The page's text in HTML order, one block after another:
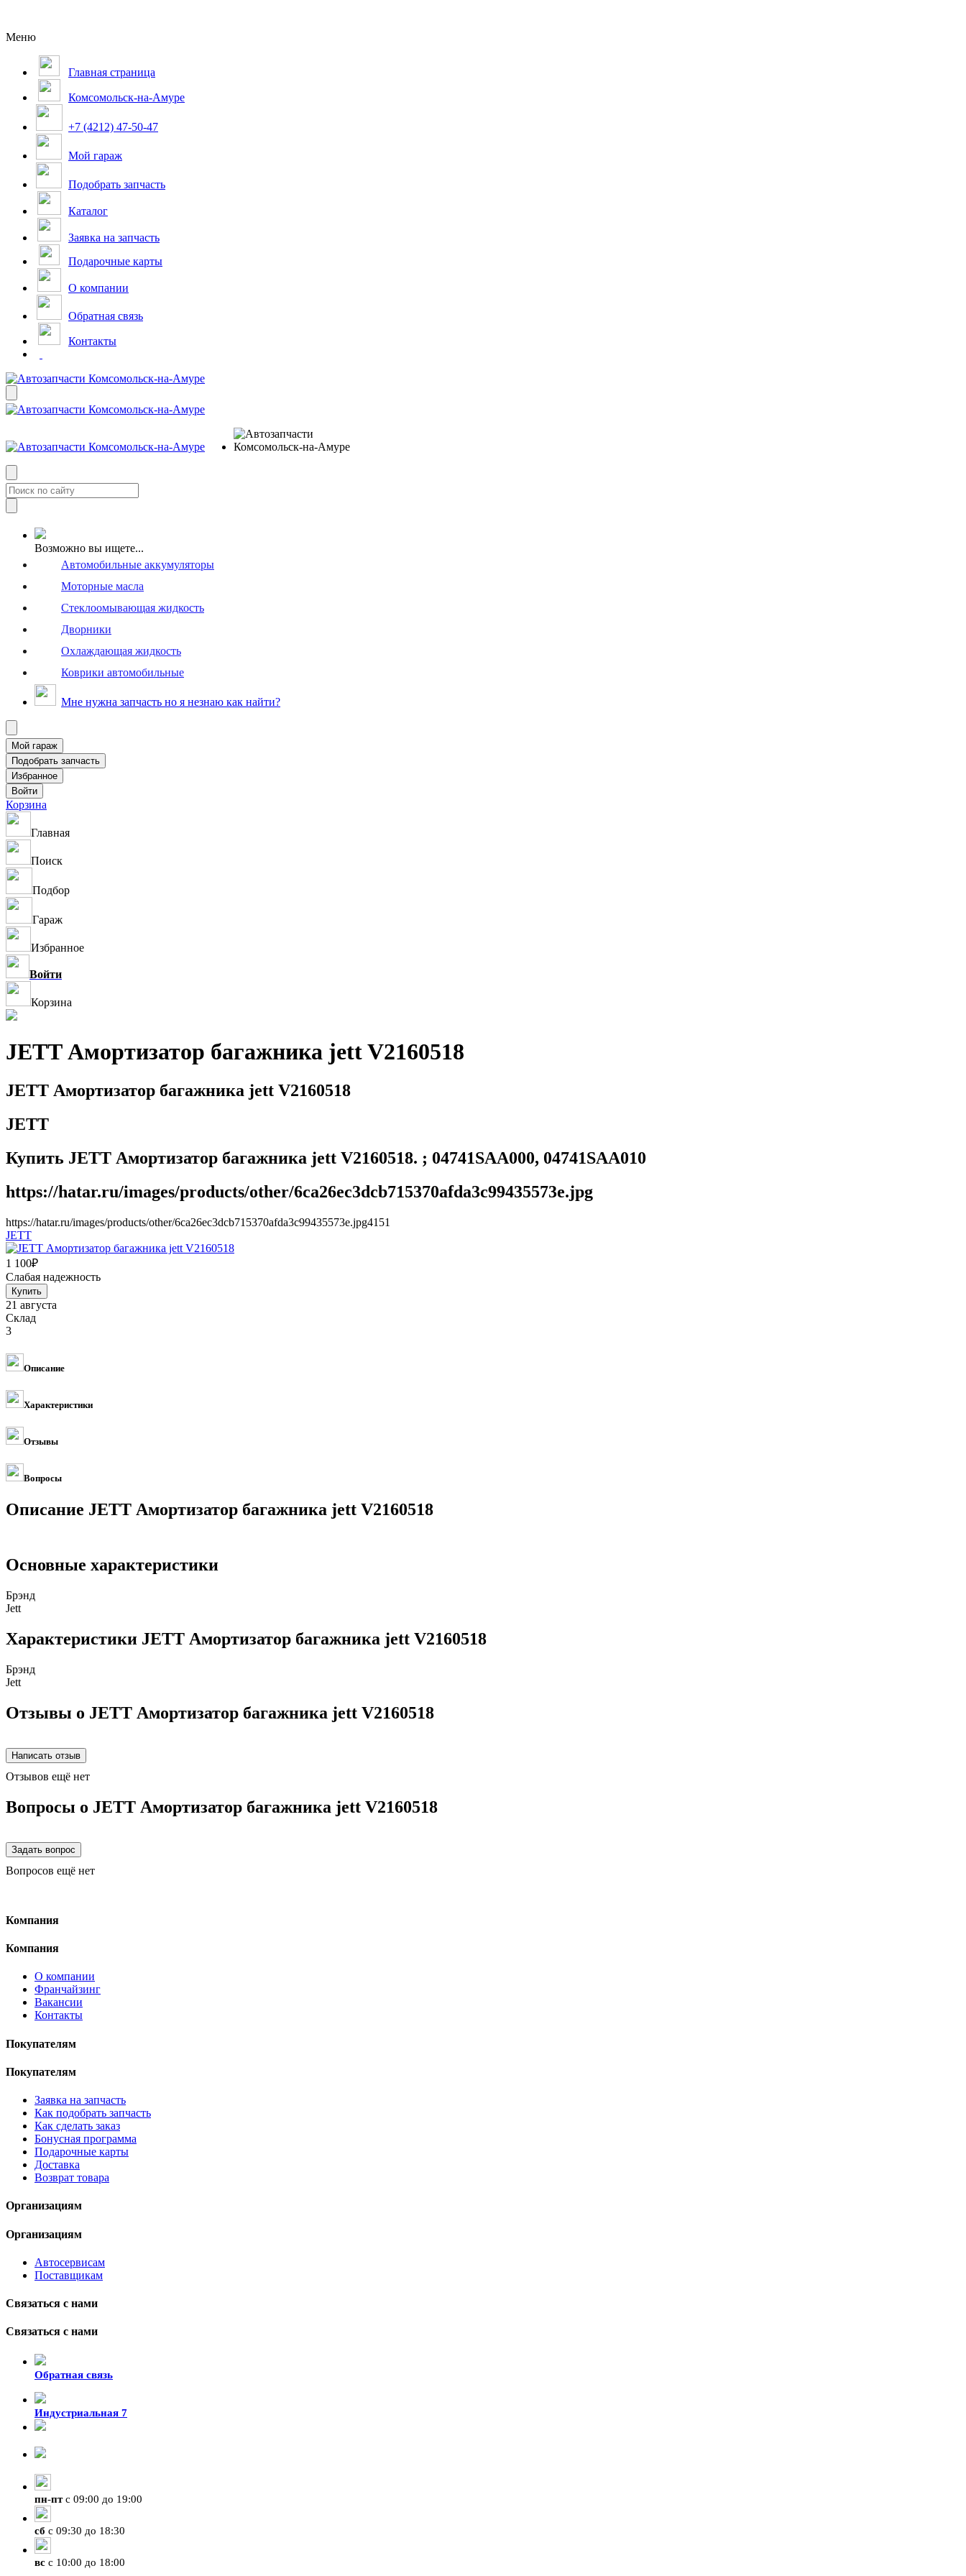
Меню
Главная страница
Комсомольск-на-Амуре
+7 (4212) 47-50-47
Мой гараж
Подобрать запчасть
Каталог
Заявка на запчасть
Подарочные карты
О компании
Обратная связь
Контакты
Возможно вы ищете...
Автомобильные аккумуляторы
Моторные масла
Стеклоомывающая жидкость
Дворники
Охлаждающая жидкость
Коврики автомобильные
Мне нужна запчасть но я незнаю как найти?
Корзина
Главная
Поиск
Подбор
Гараж
Избранное
Войти
Корзина
JETT Амортизатор багажника jett V2160518
JETT Амортизатор багажника jett V2160518
JETT
Купить JETT Амортизатор багажника jett V2160518. ; 04741SAA000, 04741SAA010
https://hatar.ru/images/products/other/6ca26ec3dcb715370afda3c99435573e.jpg
https://hatar.ru/images/products/other/6ca26ec3dcb715370afda3c99435573e.jpg41 51
JETT
1 100₽
Слабая надежность
21 августа
Склад
3
Описание
Характеристики
Отзывы
Вопросы
Описание JETT Амортизатор багажника jett V2160518
Основные характеристики
Брэнд
Jett
Характеристики JETT Амортизатор багажника jett V2160518
Брэнд
Jett
Отзывы о JETT Амортизатор багажника jett V2160518
Отзывов ещё нет
Вопросы о JETT Амортизатор багажника jett V2160518
Вопросов ещё нет
Компания
Компания
О компании
Франчайзинг
Вакансии
Контакты
Покупателям
Покупателям
Заявка на запчасть
Как подобрать запчасть
Как сделать заказ
Бонусная программа
Подарочные карты
Доставка
Возврат товара
Организациям
Организациям
Автосервисам
Поставщикам
Связаться с нами
Связаться с нами
Обратная связь
Индустриальная 7
пн-птс 09:00 до 19:00
сб с 09:30 до 18:30
вс с 10:00 до 18:00